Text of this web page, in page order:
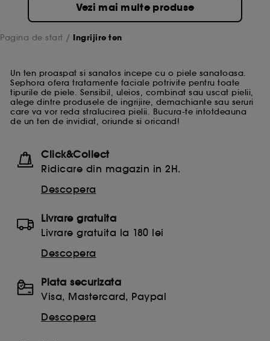
Vezi mai multe produse
Pagina de start Ingrijire ten
Un ten proaspat si sanatos incepe cu o piele sanatoasa.
Sephora ofera tratamente faciale potrivite pentru toate
tipurile de piele. Sensibil, uleios, combinat sau uscat pielii,
alege dintre produsele de ingrijire, demachiante sau seruri
care va vor reda stralucirea pielii. Bucura-te intotdeauna
de un ten de invidiat, oriunde si oricand!
Click&Collect
Ridicare din magazin in 2H.
Descopera
Livrare gratuita
Livrare gratuita la 180 lei
Descopera
Plata securizata
Visa, Mastercard, Paypal
Descopera